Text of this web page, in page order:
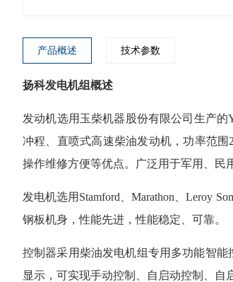
产品概述 技术参数
扬科发电机组概述
发动机选用玉柴机器股份有限公司生产的
冲程、直喷式高速柴油发动机，功率范
操作维修方便等优点。广泛用于军用、民
发电机选用Stamford、Marathon、Leroy
钢板机身，性能先进，性能稳定、可靠。
控制器采用柴油发电机组专用多功能智
显示，可实现手动控制、自启动控制、自